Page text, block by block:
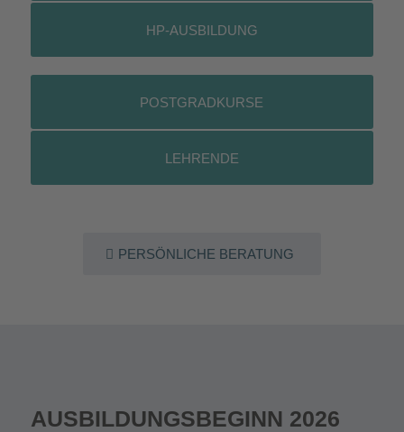
HP-AUSBILDUNG
POSTGRADKURSE
LEHRENDE
PERSÖNLICHE BERATUNG
AUSBILDUNGSBEGINN 2026